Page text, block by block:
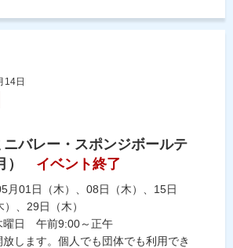
14日
バレー・スポンジボールテ
イベント終了
月01日（木）、08日（木）、15日
）、29日（木）
曜日 午前9:00～正午
します。個人でも団体でも利用でき